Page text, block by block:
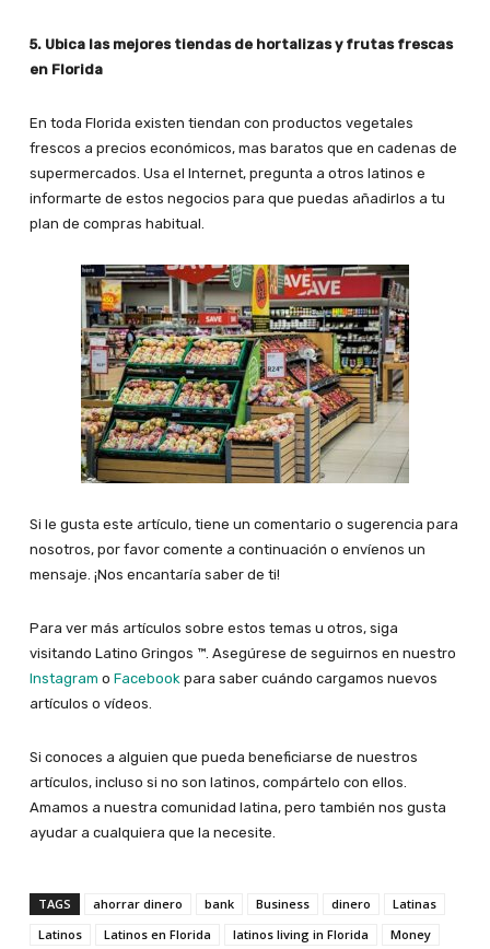
5. Ubica las mejores tiendas de hortalizas y frutas frescas
en Florida
En toda Florida existen tiendan con productos vegetales
frescos a precios económicos, mas baratos que en cadenas de
supermercados. Usa el Internet, pregunta a otros latinos e
informarte de estos negocios para que puedas añadirlos a tu
plan de compras habitual.
Si le gusta este artículo, tiene un comentario o sugerencia para
nosotros, por favor comente a continuación o envíenos un
mensaje. ¡Nos encantaría saber de ti!
Para ver más artículos sobre estos temas u otros, siga
visitando Latino Gringos ™. Asegúrese de seguirnos en nuestro
Instagram o Facebook para saber cuándo cargamos nuevos
artículos o vídeos.
Si conoces a alguien que pueda beneficiarse de nuestros
artículos, incluso si no son latinos, compártelo con ellos.
Amamos a nuestra comunidad latina, pero también nos gusta
ayudar a cualquiera que la necesite.
TAGS ahorrar dinero bank Business dinero
Latinas
Latinos
Latinos en Florida latinos living in Florida
Money